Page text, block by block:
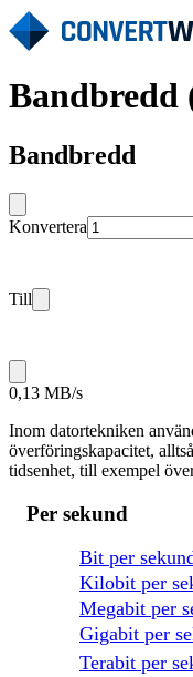
Bandbredd
Bandbredd
Konvertera
Till
0,13 MB/s
Inom datortekniken
överföringskapacitet,
tidsenhet, till exempel
Per sekund
Bit per
Kilobit per
Megabit per
Gigabit per
Terabit per